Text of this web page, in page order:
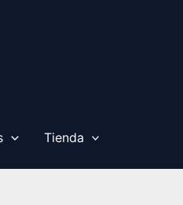
Tienda